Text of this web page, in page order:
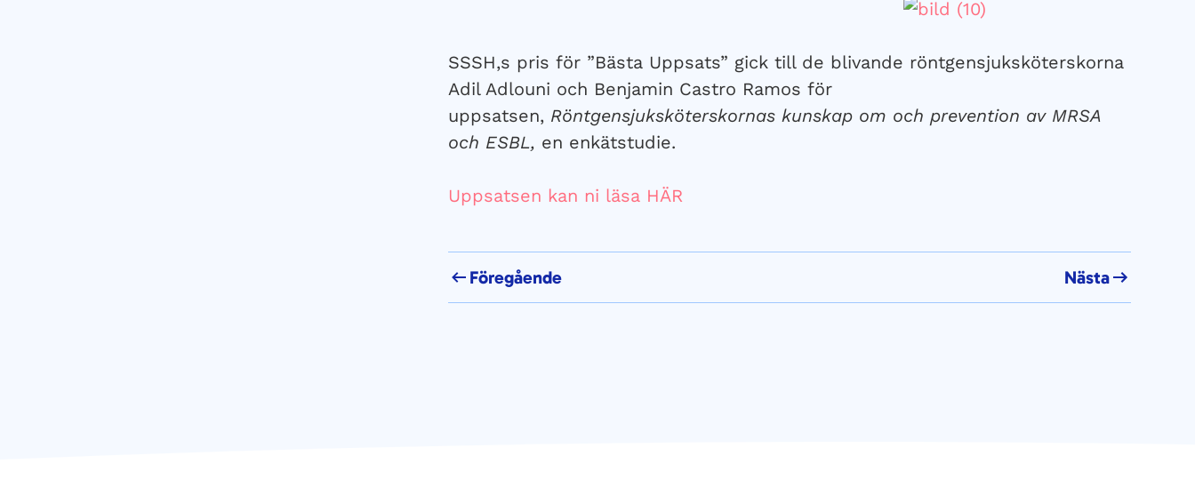
SSSH,s pris för ”Bästa Uppsats” gick till de blivande röntgensjuksköterskorna
Adil Adlouni och Benjamin Castro Ramos för
uppsatsen, Röntgensjuksköterskornas kunskap om och prevention av MRSA
och ESBL, en enkätstudie.
Uppsatsen kan ni läsa HÄR
Föregående Nästa